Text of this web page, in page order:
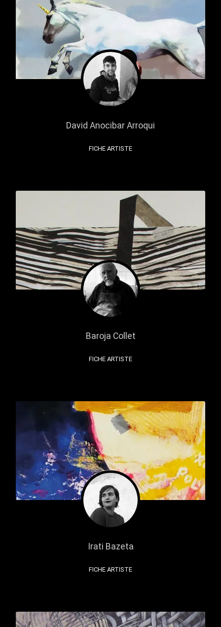
David Anocibar Arroqui
FICHE ARTISTE
Baroja Collet
FICHE ARTISTE
Irati Bazeta
FICHE ARTISTE